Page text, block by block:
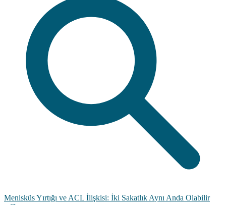
Menisküs Yırtığı ve ACL İlişkisi: İki Sakatlık Aynı Anda Olabilir